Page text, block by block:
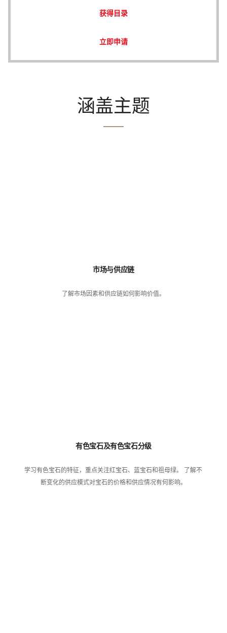
获得目录
立即申请
涵盖主题
市场与供应链
了解市场因素和供应链如何影响价值。
有色宝石及有色宝石分级
学习有色宝石的特征，重点关注红宝石、蓝宝石和祖母绿。 了解不
断变化的供应模式对宝石的价格和供应情况有何影响。